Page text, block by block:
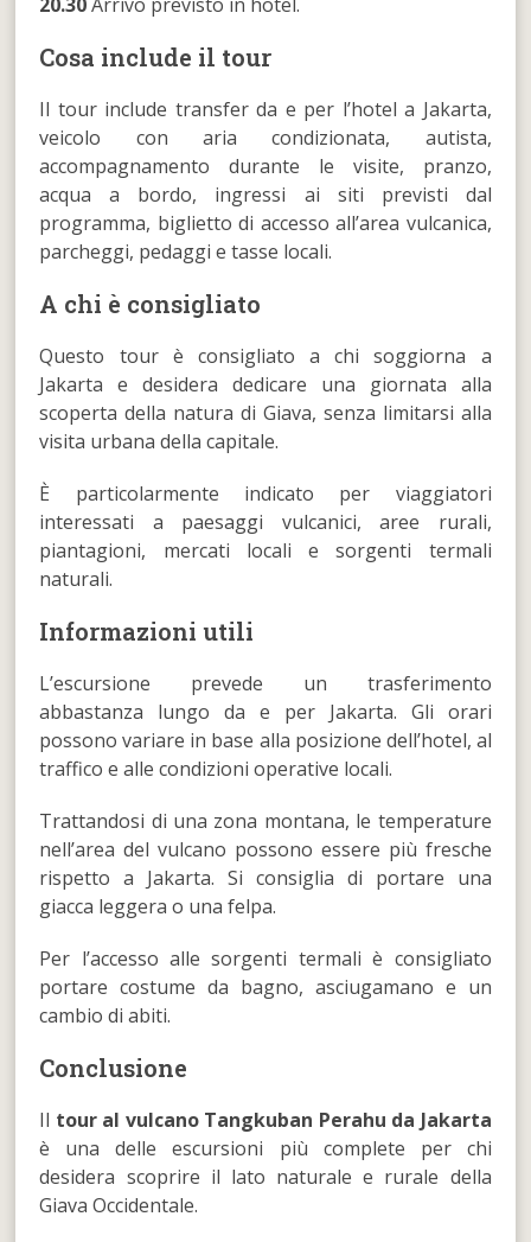
Cosa include il tour
Il tour include transfer da e per l’hotel a Jakarta,
veicolo con aria condizionata, autista,
accompagnamento durante le visite, pranzo,
acqua a bordo, ingressi ai siti previsti dal
programma, biglietto di accesso all’area vulcanica,
parcheggi, pedaggi e tasse locali.
A chi è consigliato
Questo tour è consigliato a chi soggiorna a
Jakarta e desidera dedicare una giornata alla
scoperta della natura di Giava, senza limitarsi alla
visita urbana della capitale.
È particolarmente indicato per viaggiatori
interessati a paesaggi vulcanici, aree rurali,
piantagioni, mercati locali e sorgenti termali
naturali.
Informazioni utili
L’escursione prevede un trasferimento
abbastanza lungo da e per Jakarta. Gli orari
possono variare in base alla posizione dell’hotel, al
traffico e alle condizioni operative locali.
Trattandosi di una zona montana, le temperature
nell’area del vulcano possono essere più fresche
rispetto a Jakarta. Si consiglia di portare una
giacca leggera o una felpa.
Per l’accesso alle sorgenti termali è consigliato
portare costume da bagno, asciugamano e un
cambio di abiti.
Conclusione
Il tour al vulcano Tangkuban Perahu da Jakarta
è una delle escursioni più complete per chi
desidera scoprire il lato naturale e rurale della
Giava Occidentale.